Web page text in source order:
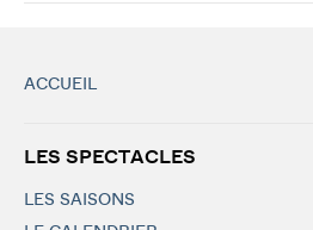
ACCUEIL
LES SPECTACLES
LES SAISONS